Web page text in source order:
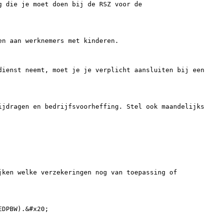
die je moet doen bij de RSZ voor de
werknemers met kinderen.
neemt, moet je je verplicht aansluiten bij een
en bedrijfsvoorheffing. Stel ook maandelijks
welke verzekeringen nog van toepassing of